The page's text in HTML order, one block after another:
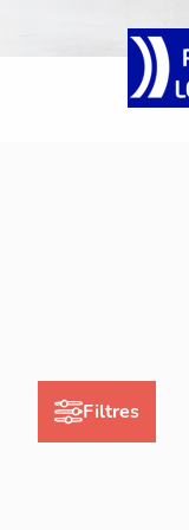
Filtres